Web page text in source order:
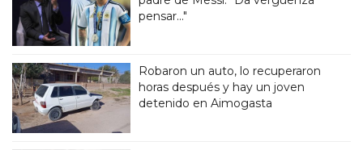
pensar..."
Robaron un auto, lo recuperaron
horas después y hay un joven
detenido en Aimogasta